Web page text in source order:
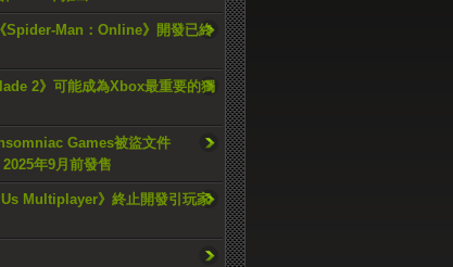
Spider-Man：Online》開發已終
2》可能成為Xbox最重要的獨
Games被盜文件
年9月前發售
Us Multiplayer》終止開發引玩家